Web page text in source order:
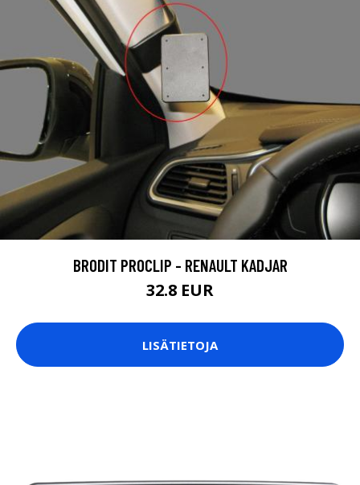
BRODIT PROCLIP - RENAULT KADJAR
32.8 EUR
LISÄTIETOJA